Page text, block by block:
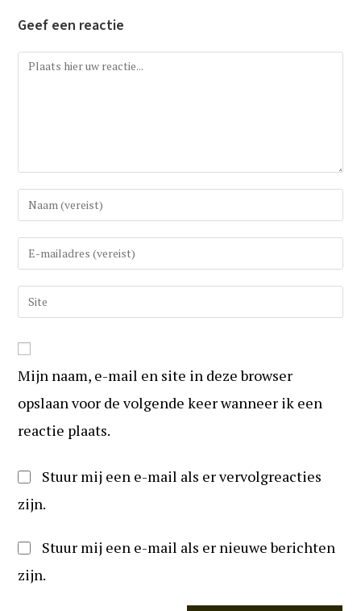
Geef een reactie
Reactie
Vul
uw
(gebruikers)naam
Vul
uw
e-
mail
om
te
reageren
Vul
uw
URL
in
(optioneel)
Mijn naam, e-mail en site in deze browser
opslaan voor de volgende keer wanneer ik een
reactie plaats.
Stuur mij een e-mail als er vervolgreacties
zijn.
Stuur mij een e-mail als er nieuwe berichten
zijn.